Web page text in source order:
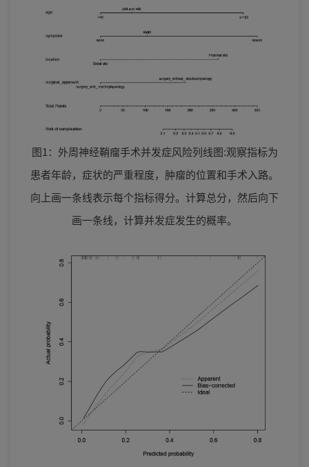
图1：外周神经鞘瘤手术并发症风险列线图:观察指标为
患者年龄，症状的严重程度，肿瘤的位置和手术入路。
向上画一条线表示每个指标得分。计算总分，然后向下
画一条线，计算并发症发生的概率。